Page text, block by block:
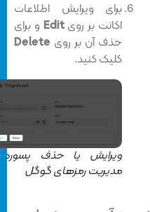
برای ویرایش اطلاعات
اکانت بر رویEdit
و برای
حذف آن بر روی Delete
کلیک کنید.
ویرایش یا حذف پسورد در
مدیریت رمزهای گوگل